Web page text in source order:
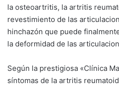
la osteoartritis, la artritis
revestimiento de las
hinchazón que puede
la deformidad de las
Según la prestigiosa «Clínica
síntomas de la artritis